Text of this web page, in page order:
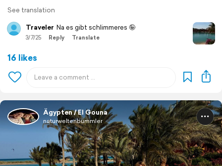
See translation
Traveler Na es gibt schlimmeres 🤪
3/7/25 Reply Translate
16 likes
Ägypten / El Gouna
naturweltenbummler